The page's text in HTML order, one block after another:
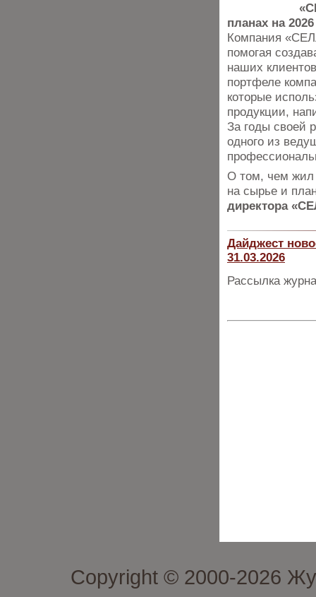
планах на
Компания
помогая
наших
портфеле
которые
продукции,
За годы своей
одного из
О том, чем жил
на сырье и
директора
Дайджест
31.03.2026
Рассылка
Copyright © 2000-2026